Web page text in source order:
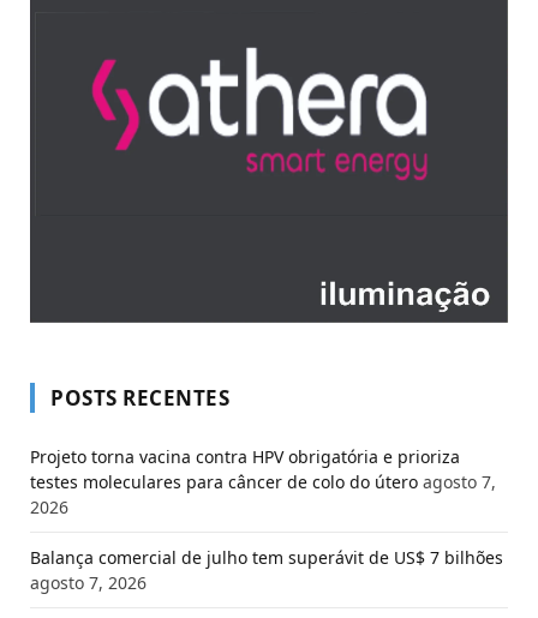
POSTS RECENTES
Projeto torna vacina contra HPV obrigatória e prioriza
testes moleculares para câncer de colo do útero agosto 7,
2026
Balança comercial de julho tem superávit de US$ 7 bilhões
agosto 7, 2026